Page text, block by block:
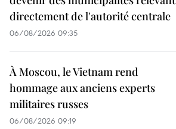
directement de l'autorité centrale
06/08/2026 09:35
À Moscou, le Vietnam rend
hommage aux anciens experts
militaires russes
06/08/2026 09:19